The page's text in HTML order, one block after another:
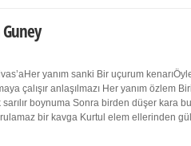
yanım sanki Bir uçurum
çalışır anlaşılmazı Her yanım özlem
sarılır boynuma Sonra birden düşer kara
bir kavga Kurtul elem ellerinden